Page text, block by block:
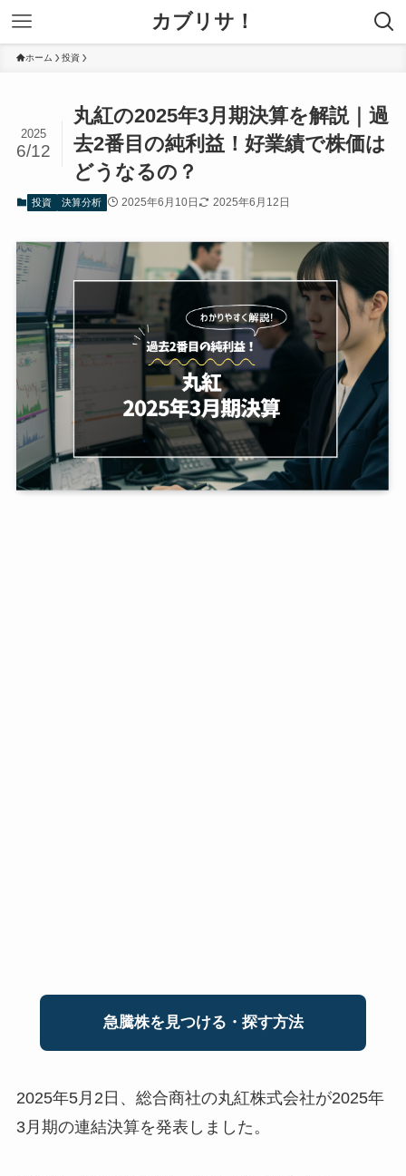
カブリサ！
ホーム 投資
丸紅の2025年3月期決算を解説｜過
去2番目の純利益！好業績で株価は
どうなるの？
2025
6/12
投資 決算分析 2025年6月10日 2025年6月12日
急騰株を見つける・探す方法
2025年5月2日、総合商社の丸紅株式会社が2025年
3月期の連結決算を発表しました。